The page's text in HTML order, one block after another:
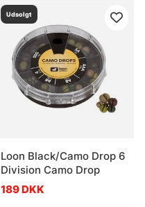
Udsolgt
Loon Black/Camo Drop 6
Division Camo Drop
189 DKK